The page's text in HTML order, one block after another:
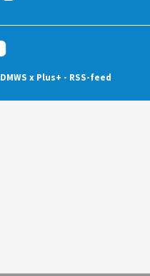
DMWS x Plus+ - RSS-feed